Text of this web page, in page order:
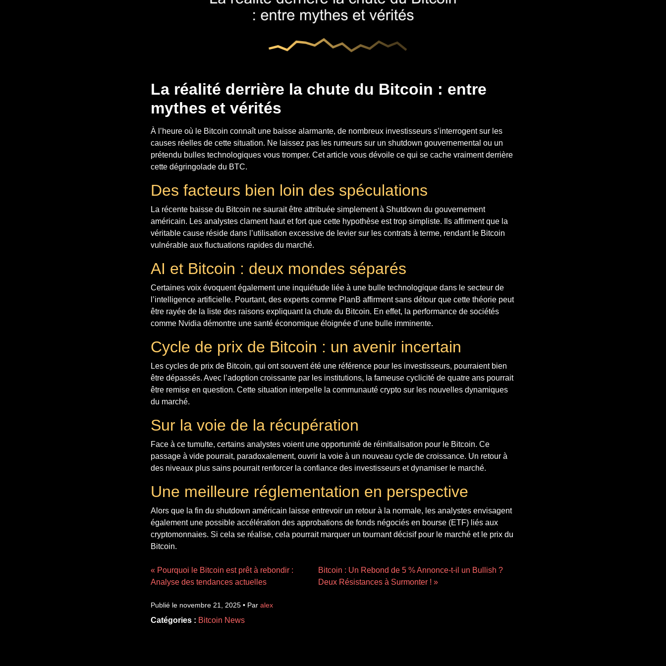
La réalité derrière la chute du Bitcoin : entre
mythes et vérités
À l’heure où le Bitcoin connaît une baisse alarmante, de nombreux investisseurs s’interrogent sur les
causes réelles de cette situation. Ne laissez pas les rumeurs sur un shutdown gouvernemental ou un
prétendu bulles technologiques vous tromper. Cet article vous dévoile ce qui se cache vraiment derrière
cette dégringolade du BTC.
Des facteurs bien loin des spéculations
La récente baisse du Bitcoin ne saurait être attribuée simplement à Shutdown du gouvernement
américain. Les analystes clament haut et fort que cette hypothèse est trop simpliste. Ils affirment que la
véritable cause réside dans l’utilisation excessive de levier sur les contrats à terme, rendant le Bitcoin
vulnérable aux fluctuations rapides du marché.
AI et Bitcoin : deux mondes séparés
Certaines voix évoquent également une inquiétude liée à une bulle technologique dans le secteur de
l’intelligence artificielle. Pourtant, des experts comme PlanB affirment sans détour que cette théorie peut
être rayée de la liste des raisons expliquant la chute du Bitcoin. En effet, la performance de sociétés
comme Nvidia démontre une santé économique éloignée d’une bulle imminente.
Cycle de prix de Bitcoin : un avenir incertain
Les cycles de prix de Bitcoin, qui ont souvent été une référence pour les investisseurs, pourraient bien
être dépassés. Avec l’adoption croissante par les institutions, la fameuse cyclicité de quatre ans pourrait
être remise en question. Cette situation interpelle la communauté crypto sur les nouvelles dynamiques
du marché.
Sur la voie de la récupération
Face à ce tumulte, certains analystes voient une opportunité de réinitialisation pour le Bitcoin. Ce
passage à vide pourrait, paradoxalement, ouvrir la voie à un nouveau cycle de croissance. Un retour à
des niveaux plus sains pourrait renforcer la confiance des investisseurs et dynamiser le marché.
Une meilleure réglementation en perspective
Alors que la fin du shutdown américain laisse entrevoir un retour à la normale, les analystes envisagent
également une possible accélération des approbations de fonds négociés en bourse (ETF) liés aux
cryptomonnaies. Si cela se réalise, cela pourrait marquer un tournant décisif pour le marché et le prix du
Bitcoin.
« Pourquoi le Bitcoin est prêt à rebondir :
Analyse des tendances actuelles
Bitcoin : Un Rebond de 5 % Annonce-t-il un Bullish ?
Deux Résistances à Surmonter ! »
Publié le novembre 21, 2025 • Par alex
Catégories : Bitcoin News